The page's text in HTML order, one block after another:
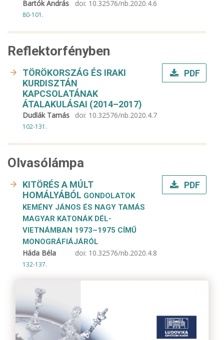
Bartók András doi: 10.32576/nb.2020.4.6
80-101.
Reflektorfényben
TÖRÖKORSZÁG ÉS IRAKI
KURDISZTÁN
KAPCSOLATÁNAK
ÁTALAKULÁSAI (2014–2017)
Dudlák Tamás doi: 10.32576/nb.2020.4.7
102-131.
PDF
Olvasólámpa
KITÖRÉS A MÚLT
HOMÁLYÁBÓL GONDOLATOK
KEMÉNY JÁNOS ÉS NAGY TAMÁS
MAGYAR KATONÁK DÉL-
VIETNÁMBAN 1973–1975 CÍMŰ
MONOGRÁFIÁJÁRÓL
Háda Béla doi: 10.32576/nb.2020.4.8
132-137.
PDF